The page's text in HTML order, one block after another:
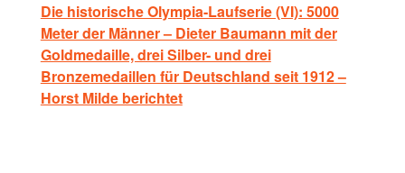
Die historische Olympia-Laufserie (VI): 5000
Meter der Männer – Dieter Baumann mit der
Goldmedaille, drei Silber- und drei
Bronzemedaillen für Deutschland seit 1912 –
Horst Milde berichtet